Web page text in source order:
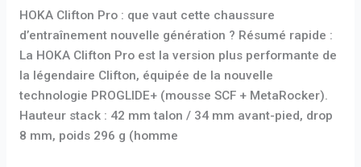
HOKA Clifton Pro : que vaut cette chaussure
d’entraînement nouvelle génération ? Résumé rapide :
La HOKA Clifton Pro est la version plus performante de
la légendaire Clifton, équipée de la nouvelle
technologie PROGLIDE+ (mousse SCF + MetaRocker).
Hauteur stack : 42 mm talon / 34 mm avant-pied, drop
8 mm, poids 296 g (homme